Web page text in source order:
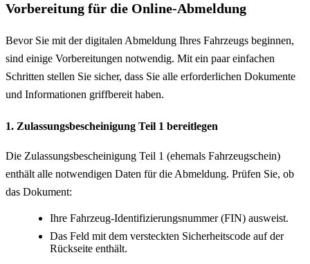
Vorbereitung für die Online-Abmeldung
Bevor Sie mit der digitalen Abmeldung Ihres Fahrzeugs beginnen,
sind einige Vorbereitungen notwendig. Mit ein paar einfachen
Schritten stellen Sie sicher, dass Sie alle erforderlichen Dokumente
und Informationen griffbereit haben.
1. Zulassungsbescheinigung Teil 1 bereitlegen
Die Zulassungsbescheinigung Teil 1 (ehemals Fahrzeugschein)
enthält alle notwendigen Daten für die Abmeldung. Prüfen Sie, ob
das Dokument:
Ihre Fahrzeug-Identifizierungsnummer (FIN) ausweist.
Das Feld mit dem versteckten Sicherheitscode auf der
Rückseite enthält.